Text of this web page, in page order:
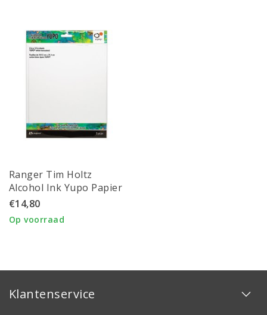
Ranger Tim Holtz
Alcohol Ink Yupo Papier
Heavy Stock Wit 8x10''
5st
€14,80
Op voorraad
Klantenservice